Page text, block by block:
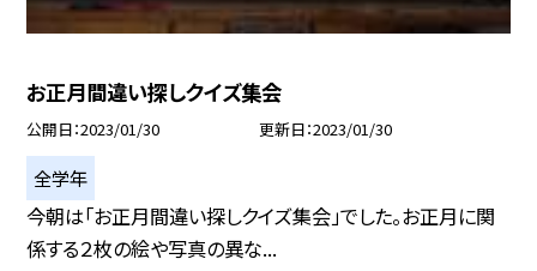
お正月間違い探しクイズ集会
公開日 2023/01/30 更新日 2023/01/30
全学年
今朝は「お正月間違い探しクイズ集会」でした。お正月に関
係する２枚の絵や写真の異な...